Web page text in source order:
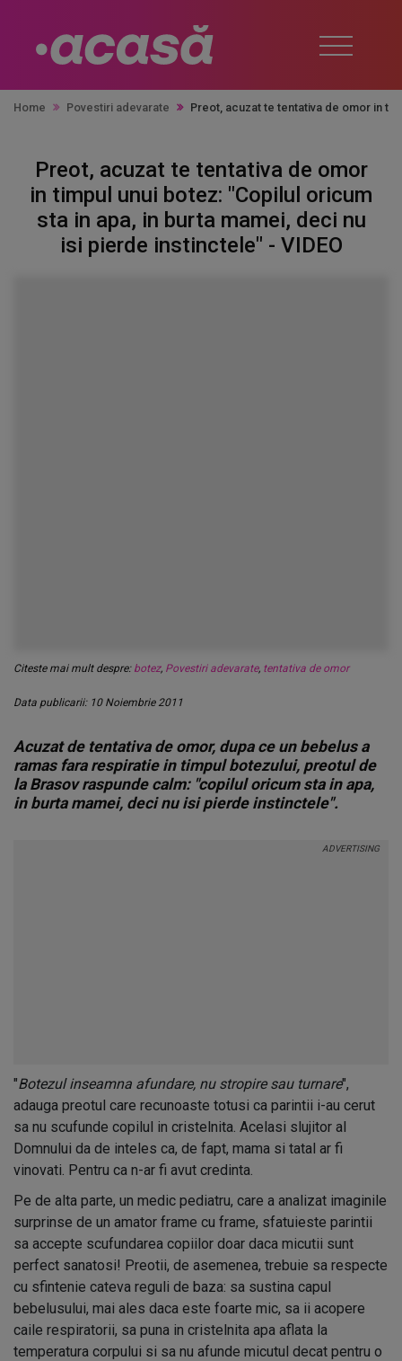
Home Povestiri adevarate Preot, acuzat te tentativa de omor in
Preot, acuzat te tentativa de omor
in timpul unui botez: "Copilul oricum
sta in apa, in burta mamei, deci nu
isi pierde instinctele" - VIDEO
Citeste mai mult despre: botez, Povestiri adevarate, tentativa de omor
Data publicarii: 10 Noiembrie 2011
Acuzat de tentativa de omor, dupa ce un bebelus a
ramas fara respiratie in timpul botezului, preotul de
la Brasov raspunde calm: "copilul oricum sta in apa,
in burta mamei, deci nu isi pierde instinctele".
"Botezul inseamna afundare, nu stropire sau turnare",
adauga preotul care recunoaste totusi ca parintii i-au cerut
sa nu scufunde copilul in cristelnita. Acelasi slujitor al
Domnului da de inteles ca, de fapt, mama si tatal ar fi
vinovati. Pentru ca n-ar fi avut credinta.
Pe de alta parte, un medic pediatru, care a analizat imaginile
surprinse de un amator frame cu frame, sfatuieste parintii
sa accepte scufundarea copiilor doar daca micutii sunt
perfect sanatosi! Preotii, de asemenea, trebuie sa respecte
cu sfintenie cateva reguli de baza: sa sustina capul
bebelusului, mai ales daca este foarte mic, sa ii acopere
caile respiratorii, sa puna in cristelnita apa aflata la
temperatura corpului si sa nu afunde micutul decat pentru o